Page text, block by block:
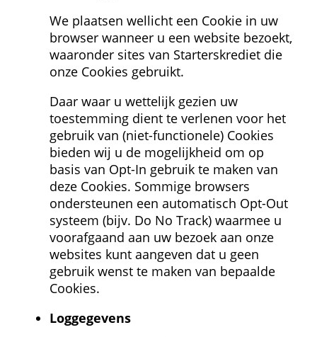
We plaatsen wellicht een Cookie in uw
browser wanneer u een website bezoekt,
waaronder sites van Starterskrediet die
onze Cookies gebruikt.
Daar waar u wettelijk gezien uw
toestemming dient te verlenen voor het
gebruik van (niet-functionele) Cookies
bieden wij u de mogelijkheid om op
basis van Opt-In gebruik te maken van
deze Cookies. Sommige browsers
ondersteunen een automatisch Opt-Out
systeem (bijv. Do No Track) waarmee u
voorafgaand aan uw bezoek aan onze
websites kunt aangeven dat u geen
gebruik wenst te maken van bepaalde
Cookies.
Log­gegevens